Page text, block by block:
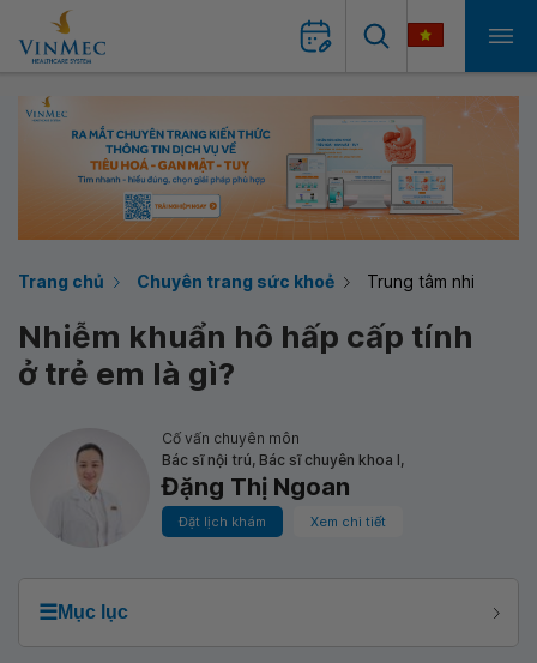
Trang chủ Chuyên trang sức khoẻ Trung tâm nhi
Nhiễm khuẩn hô hấp cấp tính
ở trẻ em là gì?
Cố vấn chuyên môn
Bác sĩ nội trú, Bác sĩ chuyên khoa I,
Đặng Thị Ngoan
Đặt lịch khám Xem chi tiết
☰Mục lục